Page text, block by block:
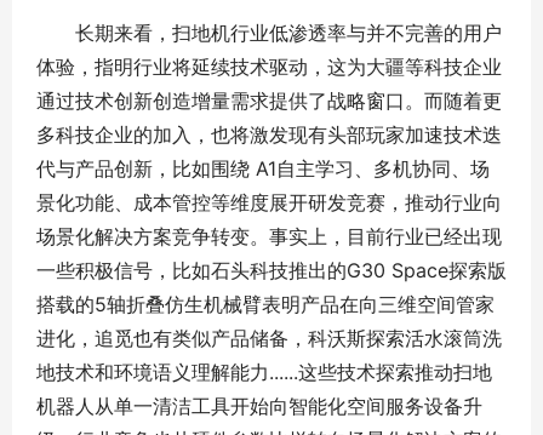
长期来看，扫地机行业低渗透率与并不完善的用户
体验，指明行业将延续技术驱动，这为大疆等科技企业
通过技术创新创造增量需求提供了战略窗口。而随着更
多科技企业的加入，也将激发现有头部玩家加速技术迭
代与产品创新，比如围绕 A1自主学习、多机协同、场
景化功能、成本管控等维度展开研发竞赛，推动行业向
场景化解决方案竞争转变。事实上，目前行业已经出现
一些积极信号，比如石头科技推出的G30 Space探索版
搭载的5轴折叠仿生机械臂表明产品在向三维空间管家
进化，追觅也有类似产品储备，科沃斯探索活水滚筒洗
地技术和环境语义理解能力......这些技术探索推动扫地
机器人从单一清洁工具开始向智能化空间服务设备升